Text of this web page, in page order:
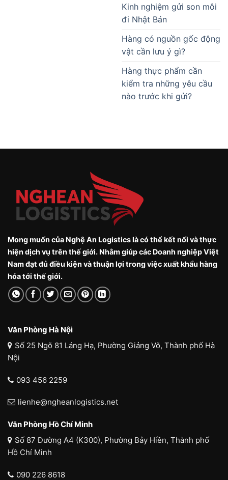
Kinh nghiệm gửi son môi
đi Nhật Bản
Hàng có nguồn gốc động
vật cần lưu ý gì?
Hàng thực phẩm cần
kiểm tra những yêu cầu
nào trước khi gửi?
Mong muốn của Nghệ An Logistics là có thể kết nối và thực
hiện dịch vụ trên thế giới. Nhằm giúp các Doanh nghiệp Việt
Nam đạt đủ điều kiện và thuận lợi trong việc xuất khẩu hàng
hóa tới thế giới.
Văn Phòng Hà Nội
Số 25 Ngõ 81 Láng Hạ, Phường Giảng Võ, Thành phố Hà
Nội
093 456 2259
lienhe@ngheanlogistics.net
Văn Phòng Hồ Chí Minh
Số 87 Đường A4 (K300), Phường Bảy Hiền, Thành phố
Hồ Chí Minh
090 226 8618